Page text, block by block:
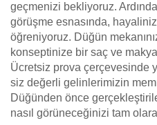
geçmenizi bekliyoruz.
görüşme esnasında,
öğreniyoruz. Düğün
konseptinize bir saç ve
Ücretsiz prova çerçevesinde
siz değerli gelinlerimizin
Düğünden önce
nasıl görüneceğinizi tam